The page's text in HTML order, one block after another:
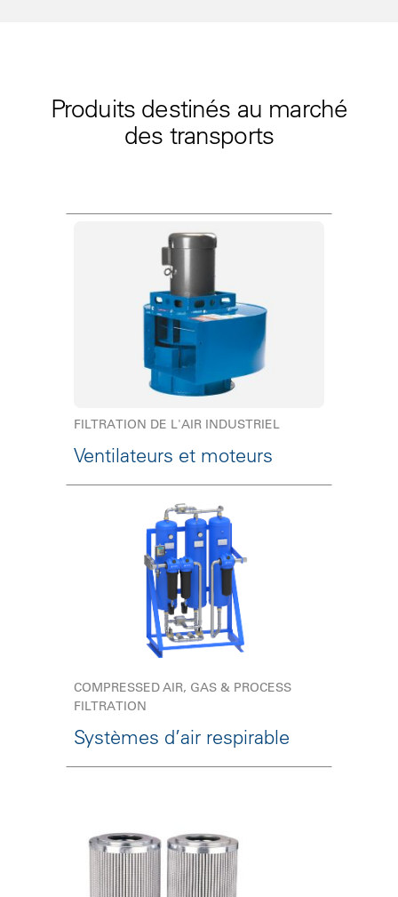
Produits destinés au marché
des transports
FILTRATION DE L'AIR INDUSTRIEL
Ventilateurs et moteurs
COMPRESSED AIR, GAS & PROCESS
FILTRATION
Systèmes d’air respirable